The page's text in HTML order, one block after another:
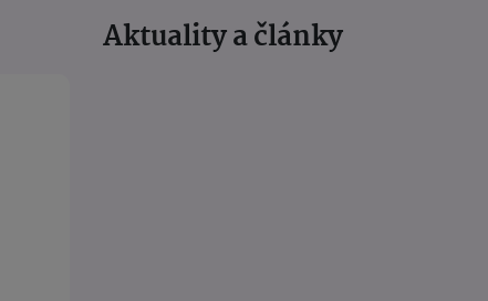
Aktuality a články